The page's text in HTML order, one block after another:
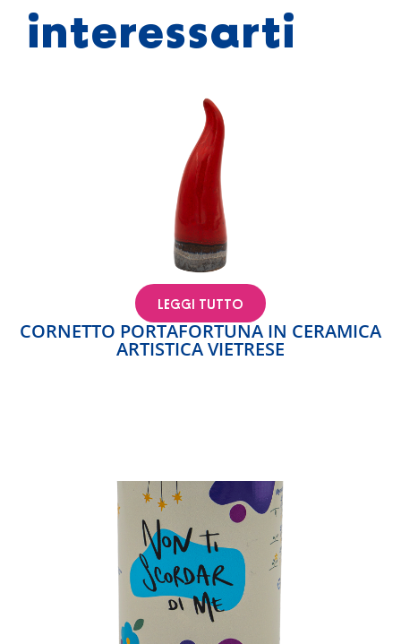
interessarti
CORNETTO PORTAFORTUNA IN CERAMICA
ARTISTICA VIETRESE
LEGGI TUTTO